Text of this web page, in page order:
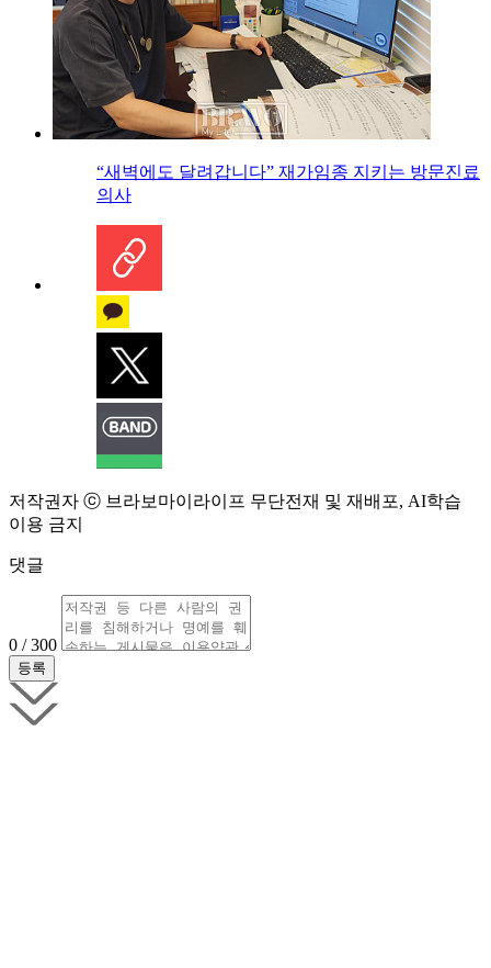
“새벽에도 달려갑니다” 재가임종 지키는 방문진료
의사
저작권자 ⓒ 브라보마이라이프 무단전재 및 재배포, AI학습
이용 금지
댓글
0 / 300